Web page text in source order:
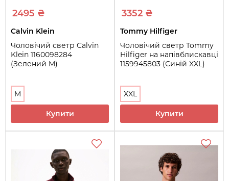
2495 ₴
Calvin Klein
Чоловічий светр Calvin
Klein 1160098284
(Зелений M)
M
Купити
3352 ₴
Tommy Hilfiger
Чоловічий светр Tommy
Hilfiger на напівблискавці
1159945803 (Синій XXL)
XXL
Купити